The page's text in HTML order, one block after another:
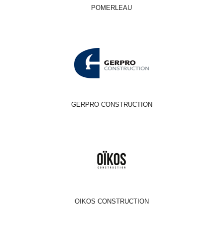
POMERLEAU
GERPRO CONSTRUCTION
OIKOS CONSTRUCTION